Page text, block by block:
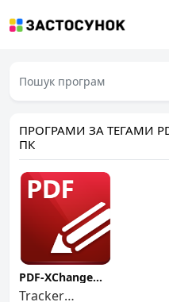
ПРОГРАМИ ЗА ТЕГАМИ
ПК
PDF-XChange
Editor
Tracker